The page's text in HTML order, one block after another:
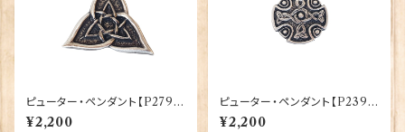
ピューター・ペンダント【P279】
30145-P279
¥2,200
ピューター・ペンダント【P239】
30145-P239
¥2,200